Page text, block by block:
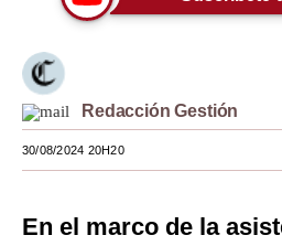
Lujo
Viajes
Moda
EEUU
Redacción Gestión
30/08/2024 20H20
En el marco de la